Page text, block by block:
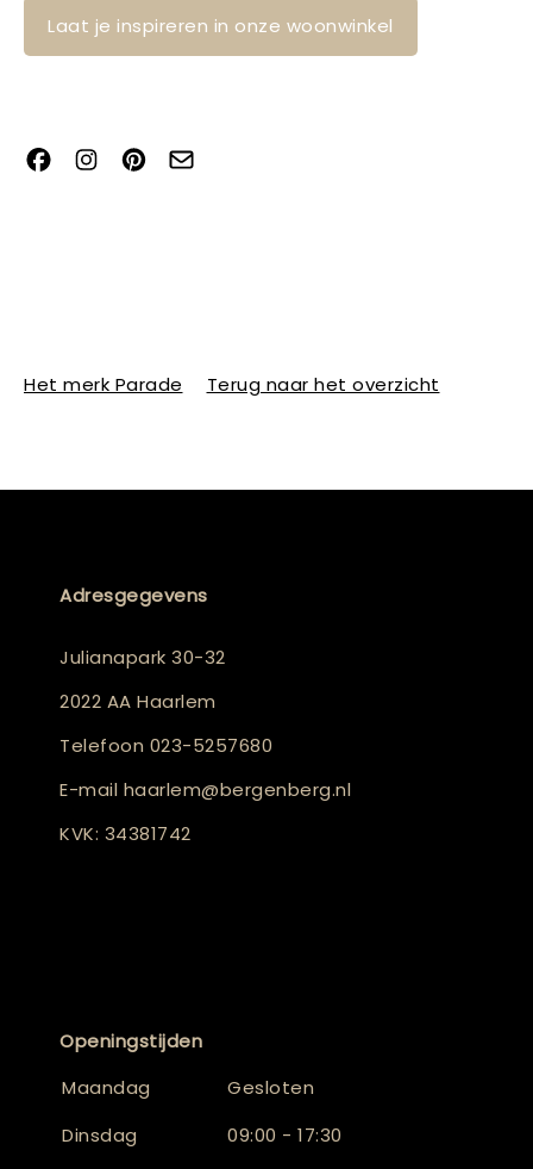
Laat je inspireren in onze woonwinkel
Het merk Parade Terug naar het overzicht
Adresgegevens
Julianapark 30-32
2022 AA Haarlem
Telefoon 023-5257680
E-mail haarlem@bergenberg.nl
KVK: 34381742
Openingstijden
Maandag
Gesloten
Dinsdag
09:00 - 17:30